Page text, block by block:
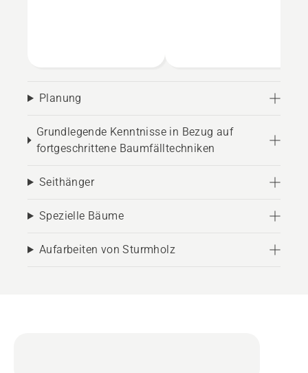
Planung
Grundlegende Kenntnisse in Bezug auf
fortgeschrittene Baumfälltechniken
Seithänger
Spezielle Bäume
Aufarbeiten von Sturmholz